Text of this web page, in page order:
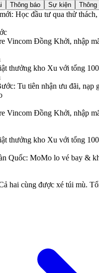
Thông báo Sự kiện Thông
Học đầu tư qua thử
Vincom Đồng Khởi, nhập
thưởng kho Xu với tổng
Tu tiên nhận ưu đãi, nạp
Vincom Đồng Khởi, nhập
thưởng kho Xu với tổng
Quốc: MoMo lo vé bay &
hai cùng được xé túi mù.